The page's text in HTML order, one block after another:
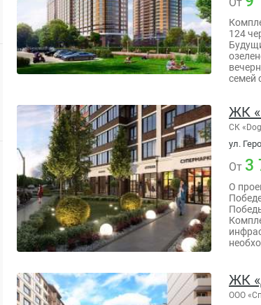
124
семей
ЖК
СК
ул.
От 3
О
ЖК
ООО